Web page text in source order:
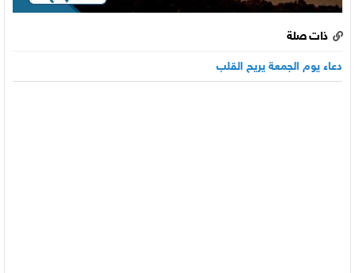
ذات صلة
دعاء يوم الجمعة يريح القلب